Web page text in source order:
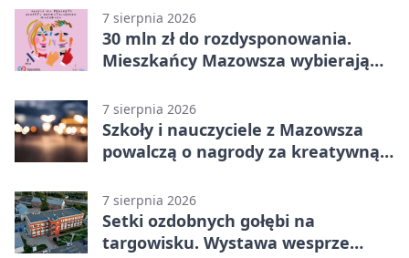
7 sierpnia 2026
30 mln zł do rozdysponowania.
Mieszkańcy Mazowsza wybierają
7 sierpnia 2026
Szkoły i nauczyciele z Mazowsza
powalczą o nagrody za kreatywną
7 sierpnia 2026
Setki ozdobnych gołębi na
targowisku. Wystawa wesprze